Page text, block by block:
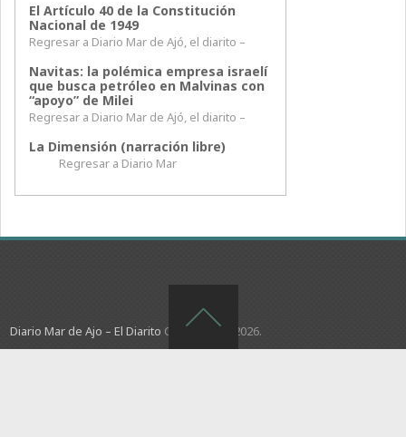
El Artículo 40 de la Constitución
Nacional de 1949
Regresar a Diario Mar de Ajó, el diarito –
Navitas: la polémica empresa israelí
que busca petróleo en Malvinas con
“apoyo” de Milei
Regresar a Diario Mar de Ajó, el diarito –
La Dimensión (narración libre)
Regresar a Diario Mar
Diario Mar de Ajo – El Diarito Copyright © 2026.